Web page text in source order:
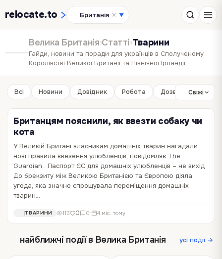
relocate.to Британія ▼
Велика Британія›Статті›Тварини
Гайди, новини та поради для українців в Сполученому
Королівстві Великої Британії та Північної Ірландії
Всі Новини Довідник Робота ДозвілляСвіжі
Британцям пояснили, як ввезти собаку чи
кота
У Великій Британі власникам домашніх тварин нагадали
нові правила ввезення улюбленців, повідомляє The
Guardian . Паспорт ЄС для домашніх улюбленців – не вихід
До брекзиту між Великою Британією та Європою діяла
угода, яка значно спрощувала переміщення домашніх
тварин…
ТВАРИНИ 113 0 0· 4 міс. тому
найближчі події в Велика Британія усі події →